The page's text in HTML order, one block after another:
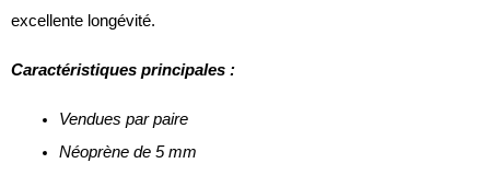
excellente longévité.
Caractéristiques principales :
Vendues par paire
Néoprène de 5 mm